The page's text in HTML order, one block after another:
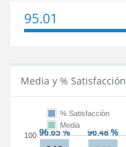
95.01
Media y % Satisfacción
100
% Satisfacción
Media